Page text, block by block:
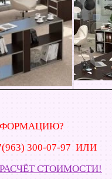
300-07-97 ИЛИ
РАСЧЁТ СТОИМОСТИ!